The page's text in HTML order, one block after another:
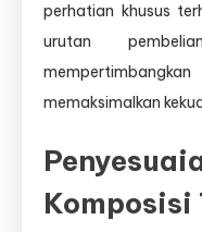
perhatian khusus
urutan
memaksimalkan
Komposisi